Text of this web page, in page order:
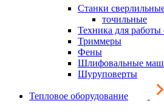
Станки
точильные
Техника для
Триммеры
Фены
Шлифовальные
Шуруповерты
Тепловое оборудование